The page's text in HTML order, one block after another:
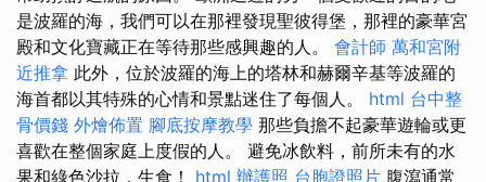
是波羅的海，我們可以在那裡發現聖彼得堡，那裡的豪華宮
殿和文化寶藏正在等待那些感興趣的人。 會計師 萬和宮附
近推拿 此外，位於波羅的海上的塔林和赫爾辛基等波羅的
海首都以其特殊的心情和景點迷住了每個人。 html 台中整
骨價錢 外燴佈置 腳底按摩教學 那些負擔不起豪華遊輪或更
喜歡在整個家庭上度假的人。 避免冰飲料，前所未有的水
果和綠色沙拉，生食！ html 辦護照 台胞證照片 腹瀉通常